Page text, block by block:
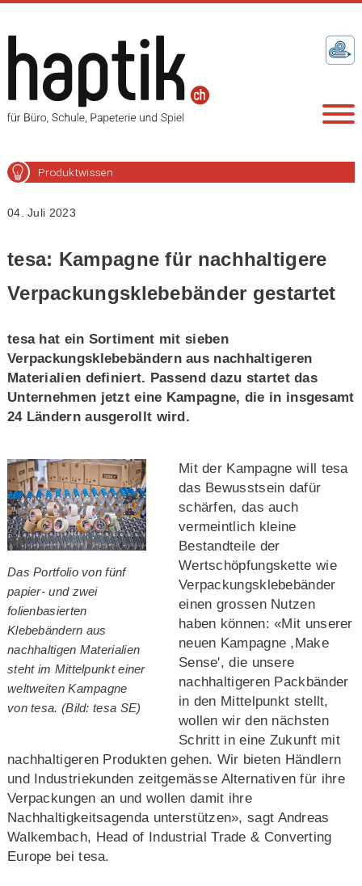
Produktwissen
04. Juli 2023
tesa: Kampagne für nachhaltigere
Verpackungsklebebänder gestartet
tesa hat ein Sortiment mit sieben
Verpackungsklebebändern aus nachhaltigeren
Materialien definiert. Passend dazu startet das
Unternehmen jetzt eine Kampagne, die in insgesamt
24 Ländern ausgerollt wird.
Das Portfolio von fünf
papier- und zwei
folienbasierten
Klebebändern aus
nachhaltigen Materialien
steht im Mittelpunkt einer
weltweiten Kampagne
von tesa. (Bild: tesa SE)
Mit der Kampagne will tesa
das Bewusstsein dafür
schärfen, das auch
vermeintlich kleine
Bestandteile der
Wertschöpfungskette wie
Verpackungsklebebänder
einen grossen Nutzen
haben können: «Mit unserer
neuen Kampagne ,Make
Sense', die unsere
nachhaltigeren Packbänder
in den Mittelpunkt stellt,
wollen wir den nächsten
Schritt in eine Zukunft mit
nachhaltigeren Produkten gehen. Wir bieten Händlern
und Industriekunden zeitgemässe Alternativen für ihre
Verpackungen an und wollen damit ihre
Nachhaltigkeitsagenda unterstützen», sagt Andreas
Walkembach, Head of Industrial Trade & Converting
Europe bei tesa.